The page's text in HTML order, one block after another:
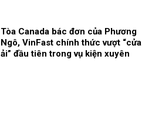
Tòa Canada bác đơn của Phương
Ngô, VinFast chính thức vượt “cửa
ải” đầu tiên trong vụ kiện xuyên